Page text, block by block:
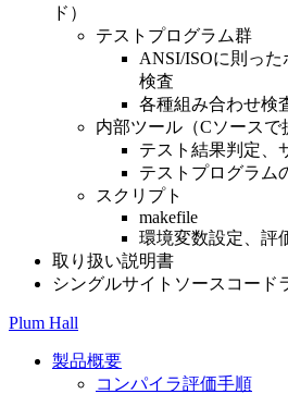
ド）
テストプログラム群
ANSI/ISOに則っ
検査
各種組み合わせ検
内部ツール（Cソースで
テスト結果判定、
テストプログラム
スクリプト
makefile
環境変数設定、評
取り扱い説明書
シングルサイトソースコード
Plum Hall
製品概要
コンパイラ評価手順